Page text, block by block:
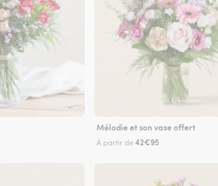
Mélodie et son vase offert
À partir de42€95